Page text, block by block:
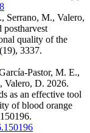
Serrano, M., Valero,
quality of the
3337.
Pastor, M. E.,
Valero, D. 2026.
as an effective tool
of blood orange